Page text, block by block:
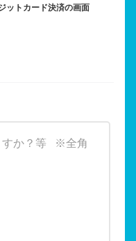
ットカード決済の画面